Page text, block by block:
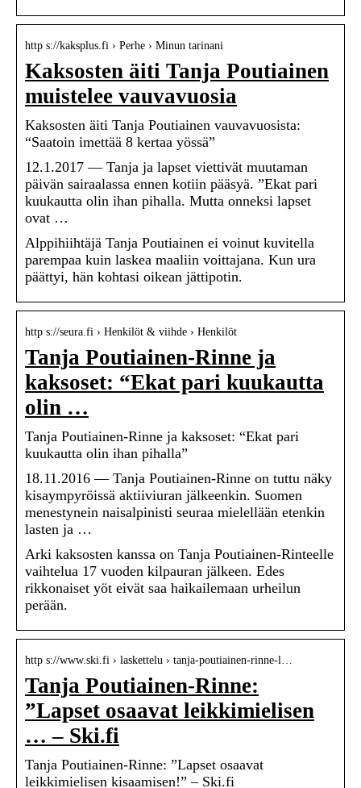
http s://kaksplus.fi › Perhe › Minun tarinani
Kaksosten äiti Tanja Poutiainen
muistelee vauvavuosia
Kaksosten äiti Tanja Poutiainen vauvavuosista:
“Saatoin imettää 8 kertaa yössä”
12.1.2017 — Tanja ja lapset viettivät muutaman
päivän sairaalassa ennen kotiin pääsyä. ”Ekat pari
kuukautta olin ihan pihalla. Mutta onneksi lapset
ovat …
Alppihiihtäjä Tanja Poutiainen ei voinut kuvitella
parempaa kuin laskea maaliin voittajana. Kun ura
päättyi, hän kohtasi oikean jättipotin.
http s://seura.fi › Henkilöt & viihde › Henkilöt
Tanja Poutiainen-Rinne ja
kaksoset: “Ekat pari kuukautta
olin …
Tanja Poutiainen-Rinne ja kaksoset: “Ekat pari
kuukautta olin ihan pihalla”
18.11.2016 — Tanja Poutiainen-Rinne on tuttu näky
kisaympyröissä aktiiviuran jälkeenkin. Suomen
menestynein naisalpinisti seuraa mielellään etenkin
lasten ja …
Arki kaksosten kanssa on Tanja Poutiainen-Rinteelle
vaihtelua 17 vuoden kilpauran jälkeen. Edes
rikkonaiset yöt eivät saa haikailemaan urheilun
perään.
http s://www.ski.fi › laskettelu › tanja-poutiainen-rinne-l…
Tanja Poutiainen-Rinne:
”Lapset osaavat leikkimielisen
… – Ski.fi
Tanja Poutiainen-Rinne: ”Lapset osaavat
leikkimielisen kisaamisen!” – Ski.fi